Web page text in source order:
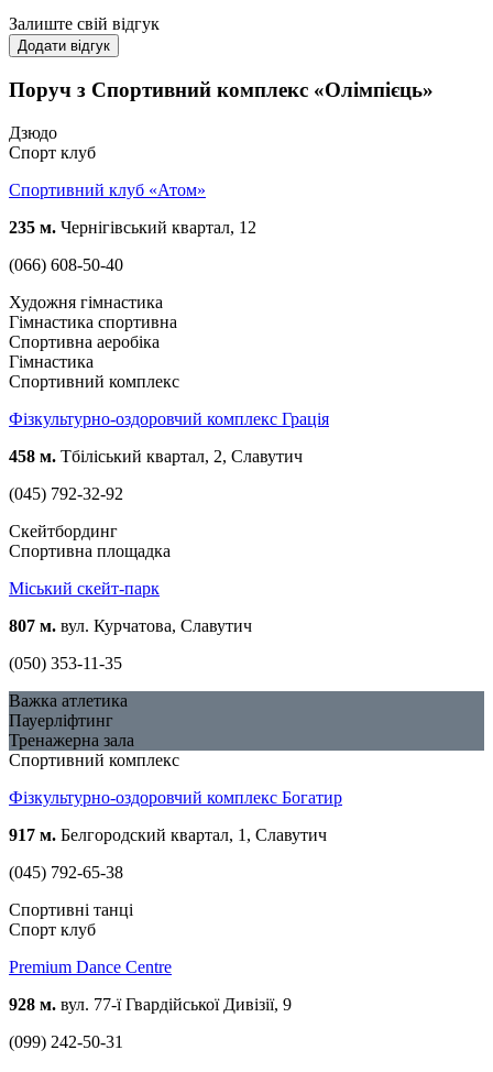
Залиште свій відгук
Додати відгук
Поруч з Спортивний комплекс «Олімпієць»
Дзюдо
Спорт клуб
​Спортивний клуб «Атом»
235 м. Чернігівський квартал, 12
(066) 608-50-40
Художня гімнастика
Гімнастика спортивна
Спортивна аеробіка
Гімнастика
Спортивний комплекс
Фізкультурно-оздоровчий комплекс Грація
458 м. Тбіліський квартал, 2, Славутич
(045) 792-32-92
Скейтбординг
Спортивна площадка
Міський скейт-парк
807 м. вул. Курчатова, Славутич
(050) 353-11-35
Важка атлетика
Пауерліфтинг
Тренажерна зала
Спортивний комплекс
Фізкультурно-оздоровчий комплекс Богатир
917 м. Белгородский квартал, 1, Славутич
(045) 792-65-38
Спортивні танці
Спорт клуб
Premium Dance Centre
928 м. вул. 77-ї Гвардійської Дивізії, 9
(099) 242-50-31